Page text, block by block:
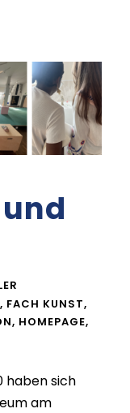
, FACH KUNST,
, HOMEPAGE,
haben sich
am